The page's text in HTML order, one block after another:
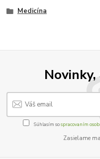
Medicína
Súhlasím sospracovaním
Zasielame